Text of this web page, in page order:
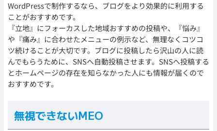
WordPressで制作するなら、ブログをより効果的に利用する
ことがおすすめです。
『立地』にフォーカスした地域おすすめの投稿や、『悩み』
や『痛み』に合わせたメニューの例示など、無理なくコツコ
ツ続けることが大切です。ブログに投稿したら沢山の人に読
んでもらうために、SNSへ自動投稿させます。SNSへ投稿する
とホームページの存在を知らなかった人にも情報が届くので
おすすめです。
無視できないMEO